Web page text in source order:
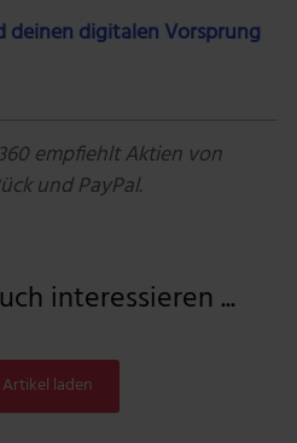
deinen digitalen Vorsprung
empfiehlt Aktien von
und PayPal.
interessieren ...
laden